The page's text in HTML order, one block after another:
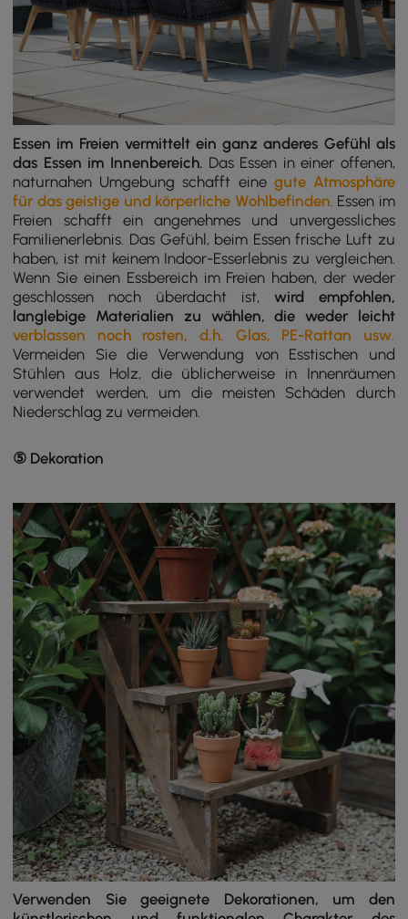
Essen im Freien vermittelt ein ganz anderes Gefühl als
das Essen im Innenbereich. Das Essen in einer offenen,
naturnahen Umgebung schafft eine gute Atmosphäre
für das geistige und körperliche Wohlbefinden . Essen im
Freien schafft ein angenehmes und unvergessliches
Familienerlebnis. Das Gefühl, beim Essen frische Luft zu
haben, ist mit keinem Indoor-Esserlebnis zu vergleichen.
Wenn Sie einen Essbereich im Freien haben, der weder
geschlossen noch überdacht ist, wird empfohlen,
langlebige Materialien zu wählen, die weder leicht
verblassen noch rosten, d.h. Glas, PE-Rattan usw.
Vermeiden Sie die Verwendung von Esstischen und
Stühlen aus Holz, die üblicherweise in Innenräumen
verwendet werden, um die meisten Schäden durch
Niederschlag zu vermeiden.
⑤ Dekoration
Verwenden Sie geeignete Dekorationen, um den